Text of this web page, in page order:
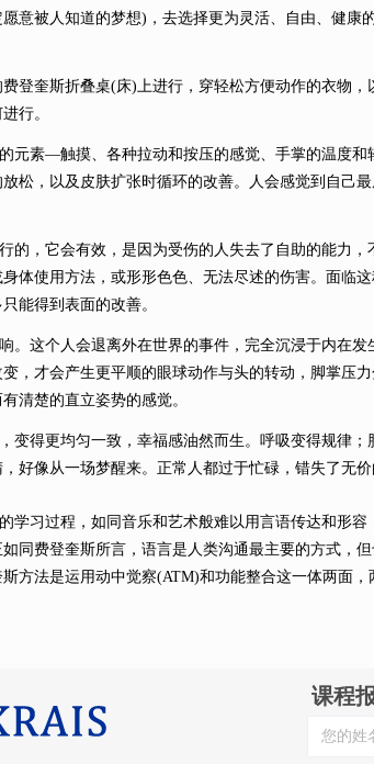
意被人知道的梦想)，去选择更为灵活、自由、健康
登奎斯折叠桌(床)上进行，穿轻松方便动作的衣物
行。
元素—触摸、各种拉动和按压的感觉、手掌的温度和
松，以及皮肤扩张时循环的改善。人会感觉到自己
，它会有效，是因为受伤的人失去了自助的能力，
体使用方法，或形形色色、无法尽述的伤害。面临
能得到表面的改善。
这个人会退离外在世界的事件，完全沉浸于内在发
，才会产生更平顺的眼球动作与头的转动，脚掌压
清楚的直立姿势的感觉。
得更均匀一致，幸福感油然而生。呼吸变得规律；
好像从一场梦醒来。正常人都过于忙碌，错失了无
习过程，如同音乐和艺术般难以用言语传达和形容
同费登奎斯所言，语言是人类沟通最主要的方式，
方法是运用动中觉察(ATM)和功能整合这一体两面
课程